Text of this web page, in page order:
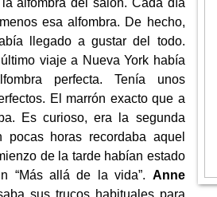
esa alfombra. De hecho,
llegado a gustar del todo.
viaje a Nueva York había
perfecta. Tenía unos
El marrón exacto que a
Es curioso, era la segunda
pocas horas recordaba aquel
de la tarde habían estado
“Más allá de la vida”. Anne
sus trucos habituales para